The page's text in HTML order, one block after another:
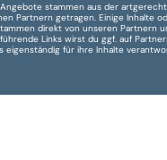
stammen aus der
Partnern getragen. Einige Inhalte
direkt von unseren Partnern
Links wirst du ggf. auf
eigenständig für ihre Inhalte